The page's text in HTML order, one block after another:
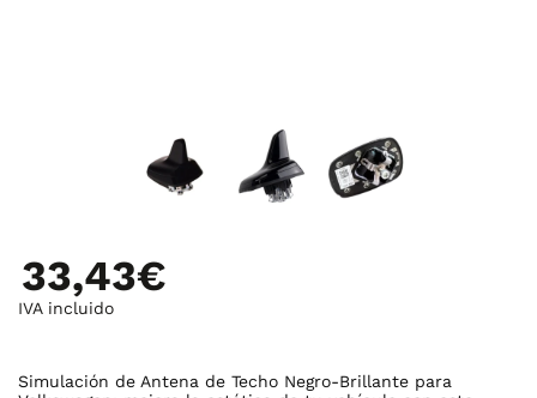
Simulación de Antena de Techo Negro-Brillante para
33,43€
IVA incluido